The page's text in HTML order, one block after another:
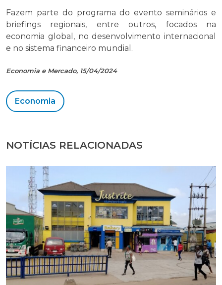
Fazem parte do programa do evento seminários e
briefings regionais, entre outros, focados na
economia global, no desenvolvimento internacional
e no sistema financeiro mundial.
Economia e Mercado, 15/04/2024
Economia
NOTÍCIAS RELACIONADAS